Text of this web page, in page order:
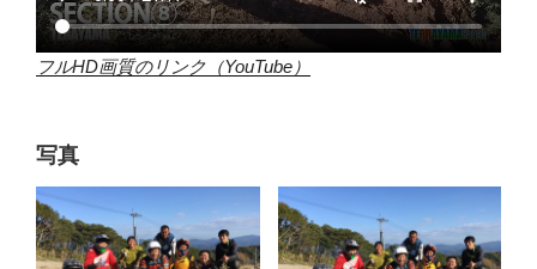
フルHD画質のリンク（YouTube）
写真